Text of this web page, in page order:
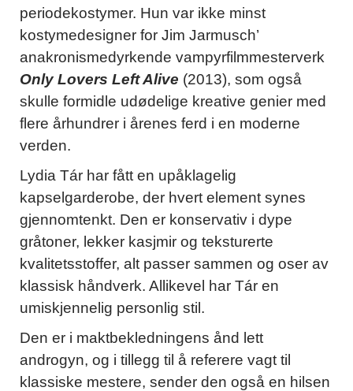
periodekostymer. Hun var ikke minst
kostymedesigner for Jim Jarmusch’
anakronismedyrkende vampyrfilmmesterverk
Only Lovers Left Alive (2013), som også
skulle formidle udødelige kreative genier med
flere århundrer i årenes ferd i en moderne
verden.
Lydia Tár har fått en upåklagelig
kapselgarderobe, der hvert element synes
gjennomtenkt. Den er konservativ i dype
gråtoner, lekker kasjmir og teksturerte
kvalitetsstoffer, alt passer sammen og oser av
klassisk håndverk. Allikevel har Tár en
umiskjennelig personlig stil.
Den er i maktbekledningens ånd lett
androgyn, og i tillegg til å referere vagt til
klassiske mestere, sender den også en hilsen